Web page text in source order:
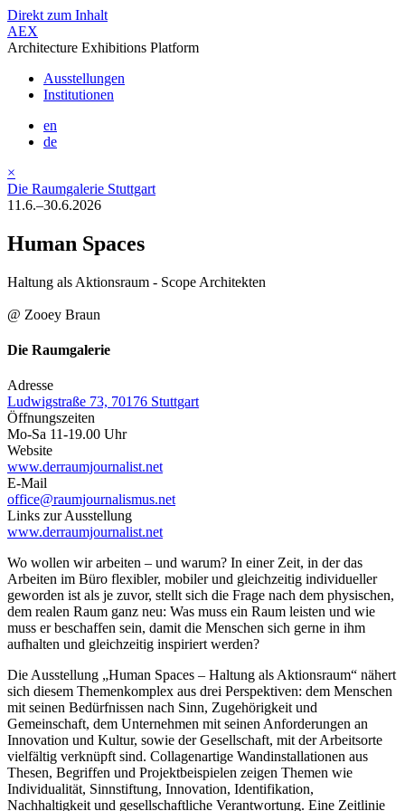
Direkt zum Inhalt
AEX
Architecture Exhibitions Platform
Ausstellungen
Institutionen
en
de
×
Die Raumgalerie Stuttgart
11.6.–30.6.2026
Human Spaces
Haltung als Aktionsraum - Scope Architekten
@ Zooey Braun
Die Raumgalerie
Adresse
Ludwigstraße 73, 70176 Stuttgart
Öffnungszeiten
Mo-Sa 11-19.00 Uhr
Website
www.derraumjournalist.net
E-Mail
office@raumjournalismus.net
Links zur Ausstellung
www.derraumjournalist.net
Wo wollen wir arbeiten – und warum? In einer Zeit, in der das
Arbeiten im Büro flexibler, mobiler und gleichzeitig individueller
geworden ist als je zuvor, stellt sich die Frage nach dem physischen,
dem realen Raum ganz neu: Was muss ein Raum leisten und wie
muss er beschaffen sein, damit die Menschen sich gerne in ihm
aufhalten und gleichzeitig inspiriert werden?
Die Ausstellung „Human Spaces – Haltung als Aktionsraum“ nähert
sich diesem Themenkomplex aus drei Perspektiven: dem Menschen
mit seinen Bedürfnissen nach Sinn, Zugehörigkeit und
Gemeinschaft, dem Unternehmen mit seinen Anforderungen an
Innovation und Kultur, sowie der Gesellschaft, mit der Arbeitsorte
vielfältig verknüpft sind. Collagenartige Wandinstallationen aus
Thesen, Begriffen und Projektbeispielen zeigen Themen wie
Individualität, Sinnstiftung, Innovation, Identifikation,
Nachhaltigkeit und gesellschaftliche Verantwortung. Eine Zeitlinie